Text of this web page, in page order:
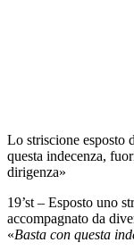
Lo striscione esposto
questa indecenza,
dirigenza»
19’st – Esposto uno
accompagnato da
«Basta con questa